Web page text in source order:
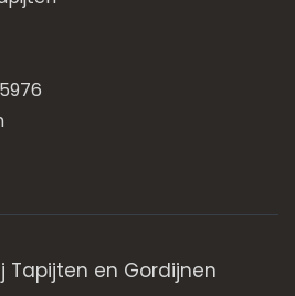
Tapijten en Gordijnen